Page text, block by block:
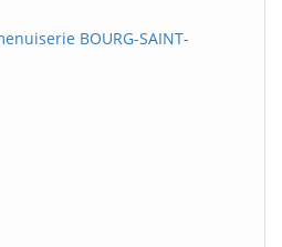
BOURG-SAINT-